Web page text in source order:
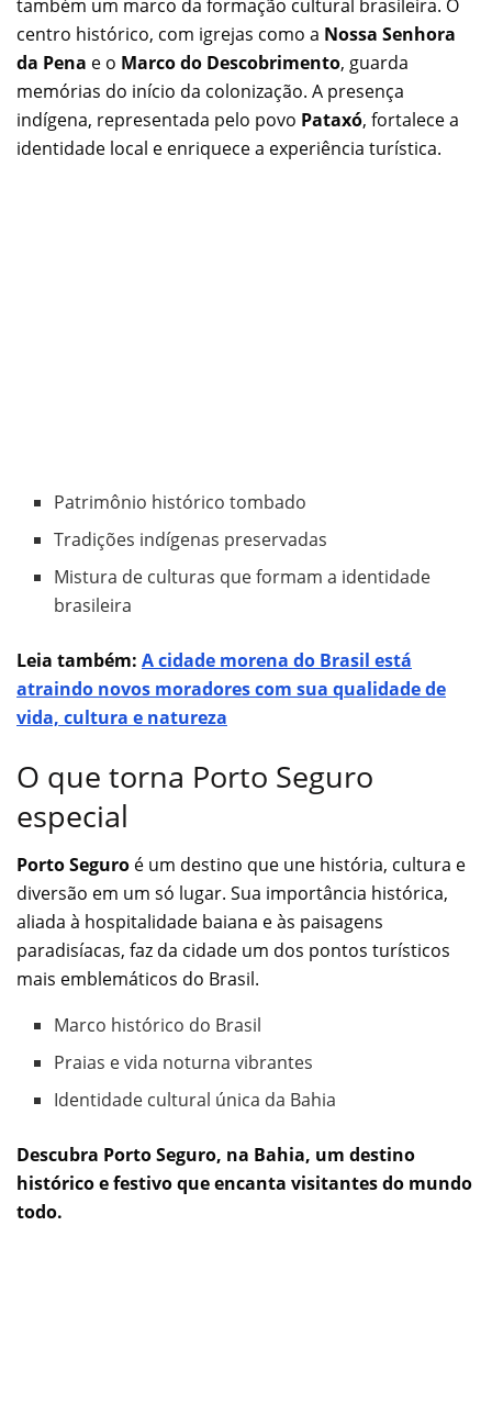
também um marco da formação cultural brasileira. O
centro histórico, com igrejas como a Nossa Senhora
da Pena e o Marco do Descobrimento, guarda
memórias do início da colonização. A presença
indígena, representada pelo povo Pataxó, fortalece a
identidade local e enriquece a experiência turística.
Patrimônio histórico tombado
Tradições indígenas preservadas
Mistura de culturas que formam a identidade
brasileira
Leia também: A cidade morena do Brasil está
atraindo novos moradores com sua qualidade de
vida, cultura e natureza
O que torna Porto Seguro
especial
Porto Seguro é um destino que une história, cultura e
diversão em um só lugar. Sua importância histórica,
aliada à hospitalidade baiana e às paisagens
paradisíacas, faz da cidade um dos pontos turísticos
mais emblemáticos do Brasil.
Marco histórico do Brasil
Praias e vida noturna vibrantes
Identidade cultural única da Bahia
Descubra Porto Seguro, na Bahia, um destino
histórico e festivo que encanta visitantes do mundo
todo.